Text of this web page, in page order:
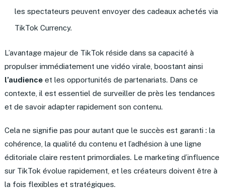
les spectateurs peuvent envoyer des cadeaux achetés via
TikTok Currency.
L’avantage majeur de TikTok réside dans sa capacité à
propulser immédiatement une vidéo virale, boostant ainsi
l’audienceet les opportunités de partenariats. Dans ce
contexte, il est essentiel de surveiller de près les tendances
et de savoir adapter rapidement son contenu.
Cela ne signifie pas pour autant que le succès est garanti : la
cohérence, la qualité du contenu et l’adhésion à une ligne
éditoriale claire restent primordiales. Le marketing d’influence
sur TikTok évolue rapidement, et les créateurs doivent être à
la fois flexibles et stratégiques.